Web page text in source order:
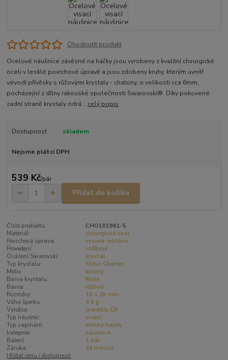
Ohodnotit produkt
Ocelové náušnice závěsné na háčky jsou vyrobeny z kvalitní chirurgické
oceli v lesklé povrchové úpravě a jsou zdobeny kruhy, kterým uvnitř
vévodí přívěsky s růžovými krystaly - chatony, o velikosti cca 6mm,
pocházející z dílny rakouské společnosti Swarovski®. Díky pokovené
zadní straně krystaly odrá... celý popis
Dostupnost skladem
Nejsme plátci DPH
539 Kč/pár
Přidat do košíku
Číslo produktu:
CHO101961-5
Materiál:
chirurgická ocel
Povrchová úprava:
vysoce leštěná
Provedení:
stříbrné
Osázení Swarovski:
krystal
Typ krystalu:
Xirius Chaton
Motiv:
kulatý
Barva krystalu:
Rose
Barva:
růžová
Rozměry:
16 × 26 mm
Váha šperku:
3,5 g
Výrobce:
Jewellis ČR
Typ náušnic:
visací
Typ zapínání:
africký háček
kategorie:
náušnice
Balení:
1 pár
Záruka:
24 měsíců
Hlídat cenu / dostupnost